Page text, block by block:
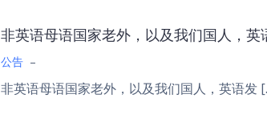
非英语母语国家老外，以及我们国人，
公告 –
非英语母语国家老外，以及我们国人，英语发